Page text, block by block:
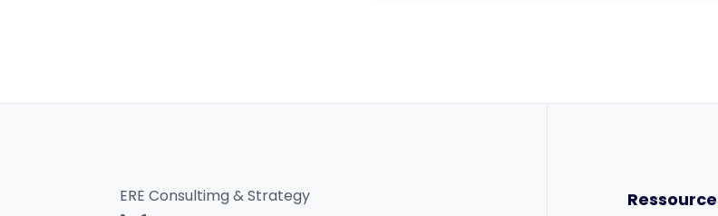
ERE Consultimg & Strategy